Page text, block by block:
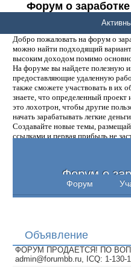
Форум о
Добро пожаловать на форум о
можно найти подходящий
высоким доходом помимо
На форуме вы найдете полезную
предоставляющие удаленную
также сможете участвовать в их
знаете, что определенный проект
это лохотрон, чтобы другие
начать зарабатывать легкие
Создавайте новые темы,
ссылками и первая прибыль не
Форум о
Форум
Объявление
ФОРУМ ПРОДАЕТСЯ! ПО
admin@forumbb.ru, ICQ: 1-130-